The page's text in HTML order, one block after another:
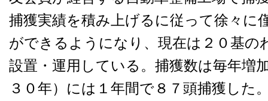
捕獲実績を積み上げるに従って徐々に
ができるようになり、現在は２０基の
設置・運用している。捕獲数は毎年増
３０年）には１年間で８７頭捕獲した